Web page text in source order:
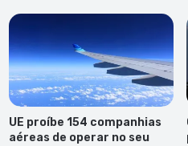
UE proíbe 154 companhias
aéreas de operar no seu